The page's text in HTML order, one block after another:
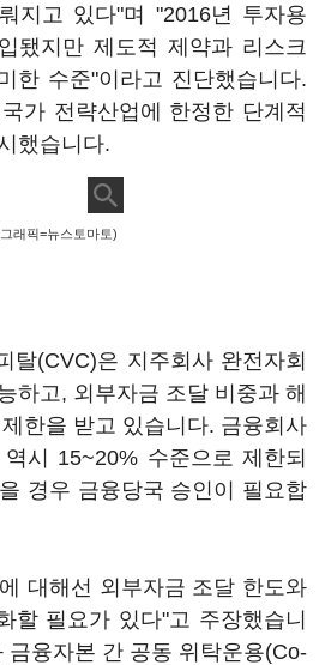
지고 있다"며 "2016년 투자용
됐지만 제도적 제약과 리스크
한 수준"이라고 진단했습니다.
가 전략산업에 한정한 단계적
했습니다.
래픽=뉴스토마토)
탈(CVC)은 지주회사 완전자회
하고, 외부자금 조달 비중과 해
한을 받고 있습니다. 금융회사
시 15~20% 수준으로 제한되
경우 금융당국 승인이 필요합
대해선 외부자금 조달 한도와
할 필요가 있다"고 주장했습니
금융자본 간 공동 위탁운용(Co-